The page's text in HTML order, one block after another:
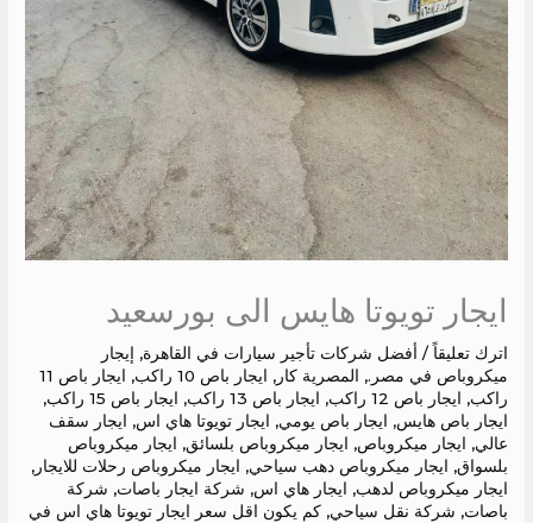
ايجار تويوتا هايس الى بورسعيد
اترك تعليقاً / أفضل شركات تأجير سيارات في القاهرة, إيجار
ميكروباص في مصر., المصرية كار, ايجار باص 10 راكب ,
ايجار باص 11
راكب, ايجار باص 12 راكب , ايجار باص 13 راكب , ايجار باص 15 راكب
,
ايجار باص هايس, ايجار باص يومي, ايجار تويوتا هاي اس, ايجار سقف
عالي, ايجار ميكروباص, ايجار ميكروباص بلسائق, ايجار ميكروباص
بلسواق, ايجار ميكروباص دهب سياحي, ايجار ميكروباص رحلات للايجار,
ايجار ميكروباص لدهب, ايجار هاي اس, شركة ايجار باصات, شركة
باصات, شركة نقل سياحي,كم يكون اقل سعر ايجار تويوتا هاي اس في